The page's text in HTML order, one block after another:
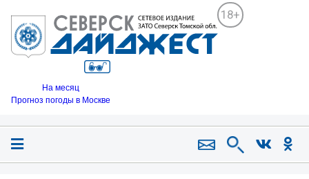
18+
На месяц
Прогноз погоды в Москве